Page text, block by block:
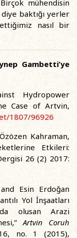
mühendisin
diye baktığı yerler
nasıl bir
Gambetti’ye
Hydropower
Case of Artvin,
1807/96926
Kahraman,
Etkileri:
26 (2) 2017:
Esin Erdoğan
Yol İnşaatları
olusan Arazi
Artvin Coruh
no. 1 (2015),